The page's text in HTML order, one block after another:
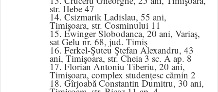
str. Hebe 47
14. Csizmarik Ladislau, 55 ani,
Timişoara, str. Cosminului 11
15. Ewinger Slobodanca, 20 ani, Variaş,
sat Gelu nr. 68, jud. Timiş
16. Ferkel-Şuteu Ştefan Alexandru, 43
ani, Timişoara, str. Cheia 3 sc. A ap. 8
17. Florian Antoniu Tiberiu, 20 ani,
Timişoara, complex studenţesc cămin 2
18. Gîrjoabă Constantin Dumitru, 30 ani,